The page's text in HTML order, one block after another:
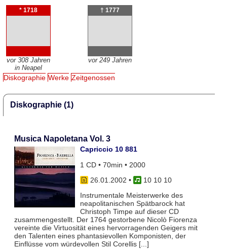
* 1718
vor 308 Jahren
in Neapel
† 1777
vor 249 Jahren
Diskographie Werke Zeitgenossen
Diskographie (1)
Musica Napoletana Vol. 3
Capriccio 10 881
1 CD • 70min • 2000
26.01.2002 •
10 10 10
Instrumentale Meisterwerke des
neapolitanischen Spätbarock hat
Christoph Timpe auf dieser CD
zusammengestellt. Der 1764 gestorbene Nicolò Fiorenza
vereinte die Virtuosität eines hervorragenden Geigers mit
den Talenten eines phantasievollen Komponisten, der
Einflüsse vom würdevollen Stil Corellis [...]